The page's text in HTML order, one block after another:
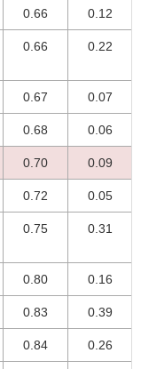
0.66 0.12
0.66 0.22
0.67 0.07
0.68 0.06
0.70 0.09
0.72 0.05
0.75 0.31
0.80 0.16
0.83 0.39
0.84 0.26